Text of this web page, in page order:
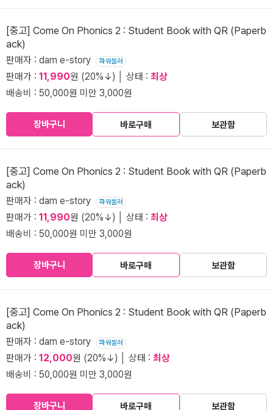
[중고] Come On Phonics 2 : Student Book with QR (Paperb
ack)
판매자 : dam e-story 파워셀러
판매가 : 11,990원 (20%↓) │ 상태 : 최상
배송비 : 50,000원 미만 3,000원
장바구니 바로구매 보관함
[중고] Come On Phonics 2 : Student Book with QR (Paperb
ack)
판매자 : dam e-story 파워셀러
판매가 : 11,990원 (20%↓) │ 상태 : 최상
배송비 : 50,000원 미만 3,000원
장바구니 바로구매 보관함
[중고] Come On Phonics 2 : Student Book with QR (Paperb
ack)
판매자 : dam e-story 파워셀러
판매가 : 12,000원 (20%↓) │ 상태 : 최상
배송비 : 50,000원 미만 3,000원
장바구니 바로구매 보관함